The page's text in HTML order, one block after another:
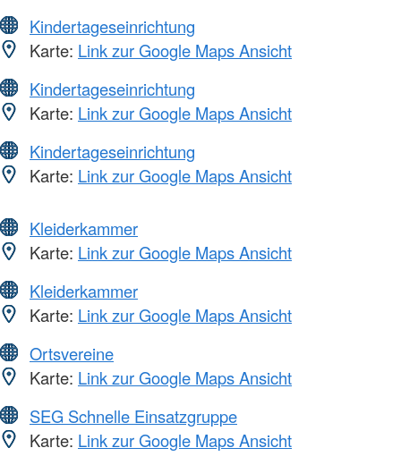
Kindertageseinrichtung
Karte: Link zur Google Maps Ansicht
Kindertageseinrichtung
Karte: Link zur Google Maps Ansicht
Kindertageseinrichtung
Karte: Link zur Google Maps Ansicht
Kleiderkammer
Karte: Link zur Google Maps Ansicht
Kleiderkammer
Karte: Link zur Google Maps Ansicht
Ortsvereine
Karte: Link zur Google Maps Ansicht
SEG Schnelle Einsatzgruppe
Karte: Link zur Google Maps Ansicht